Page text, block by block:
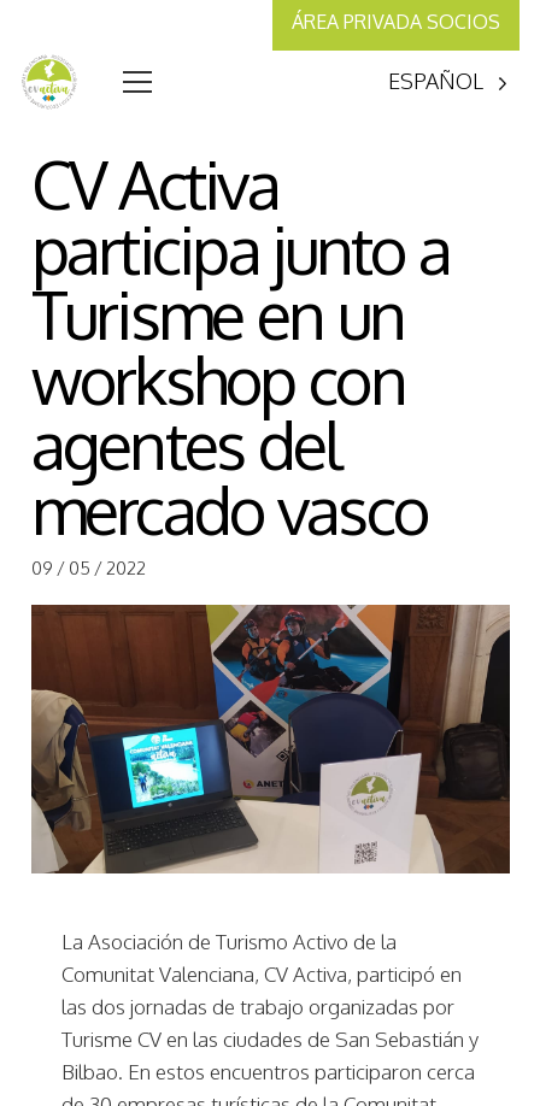
ÁREA PRIVADA SOCIOS
ESPAÑOL
CV Activa
participa junto a
Turisme en un
workshop con
agentes del
mercado vasco
09 / 05 / 2022
La Asociación de Turismo Activo de la
Comunitat Valenciana, CV Activa, participó en
las dos jornadas de trabajo organizadas por
Turisme CV en las ciudades de San Sebastián y
Bilbao. En estos encuentros participaron cerca